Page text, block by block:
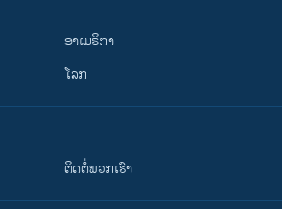
ອາເມຣິກາ
ໂລກ
ຕິດຕໍ່ພວກເຮົາ